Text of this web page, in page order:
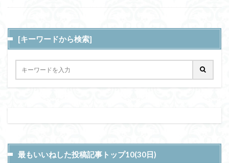
[キーワードから検索]
最もいいねした投稿記事トップ10(30日)